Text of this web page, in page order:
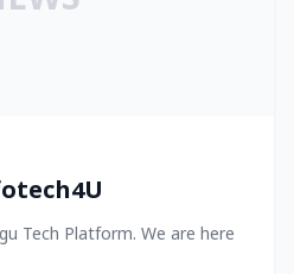
Tech Platform. We are here